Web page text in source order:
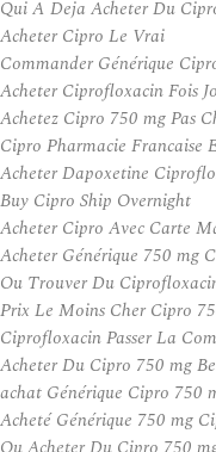
Qui A Deja Acheter Du
Acheter Cipro Le Vrai
Commander Générique
Acheter Ciprofloxacin Fois
Achetez Cipro 750 mg Pas
Cipro Pharmacie Francaise
Acheter Dapoxetine
Buy Cipro Ship Overnight
Acheter Cipro Avec Carte
Acheter Générique 750 mg
Ou Trouver Du
Prix Le Moins Cher Cipro
Ciprofloxacin Passer La
Acheter Du Cipro 750 mg
achat Générique Cipro 750
Acheté Générique 750 mg